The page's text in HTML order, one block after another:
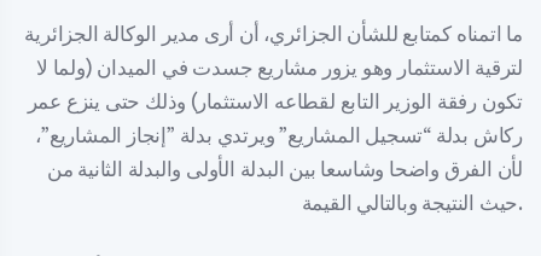
ما اتمناه كمتابع للشأن الجزائري، أن أرى مدير الوكالة الجزائرية
لترقية الاستثمار وهو يزور مشاريع جسدت في الميدان (ولما لا
تكون رفقة الوزير التابع لقطاعه الاستثمار) وذلك حتى ينزع عمر
ركاش بدلة “تسجيل المشاريع” ويرتدي بدلة ”إنجاز المشاريع”،
لأن الفرق واضحا وشاسعا بين البدلة الأولى والبدلة الثانية من
حيث النتيجة وبالتالي القيمة.